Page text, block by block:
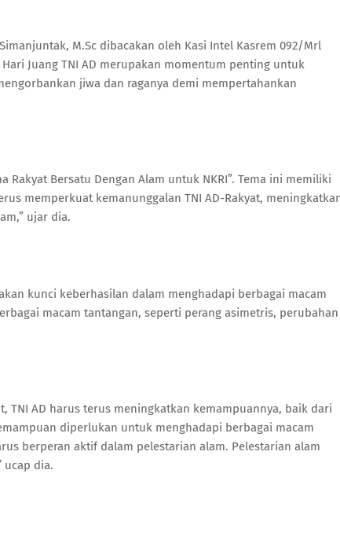
M.Sc dibacakan oleh Kasi Intel Kasrem 092/Mrl
Juang TNI AD merupakan momentum penting untuk
jiwa dan raganya demi mempertahankan
Rakyat Bersatu Dengan Alam untuk NKRI”. Tema ini memiliki
memperkuat kemanunggalan TNI AD-Rakyat,
ujar dia.
kunci keberhasilan dalam menghadapi berbagai macam
macam tantangan, seperti perang asimetris, perubahan
TNI AD harus terus meningkatkan kemampuannya, baik dari
diperlukan untuk menghadapi berbagai macam
berperan aktif dalam pelestarian alam. Pelestarian alam
ucap dia.